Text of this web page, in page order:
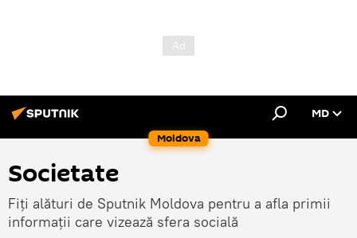
Moldova
MD
Societate
Fiți alături de Sputnik Moldova pentru a afla primii
informații care vizează sfera socială